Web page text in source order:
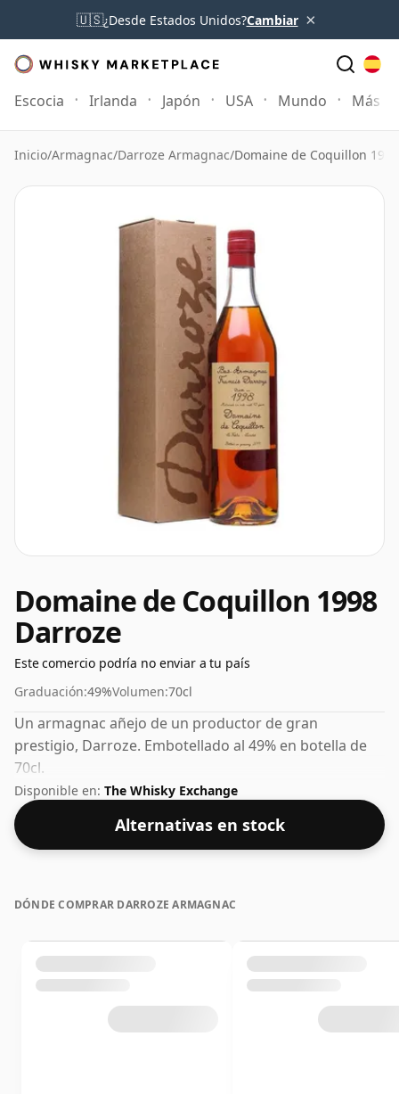
🇺🇸¿Desde Estados Unidos?Cambiar ×
Escocia Irlanda Japón USA Mundo Más
Inicio/Armagnac/Darroze Armagnac/Domaine de Coquillon
Domaine de Coquillon 1998
Darroze
Este comercio podría no enviar a tu país
Graduación:49%Volumen:70cl
Un armagnac añejo de un productor de gran
prestigio, Darroze. Embotellado al 49% en botella de
70cl.
Disponible en: The Whisky Exchange
Alternativas en stock
DÓNDE COMPRAR DARROZE ARMAGNAC